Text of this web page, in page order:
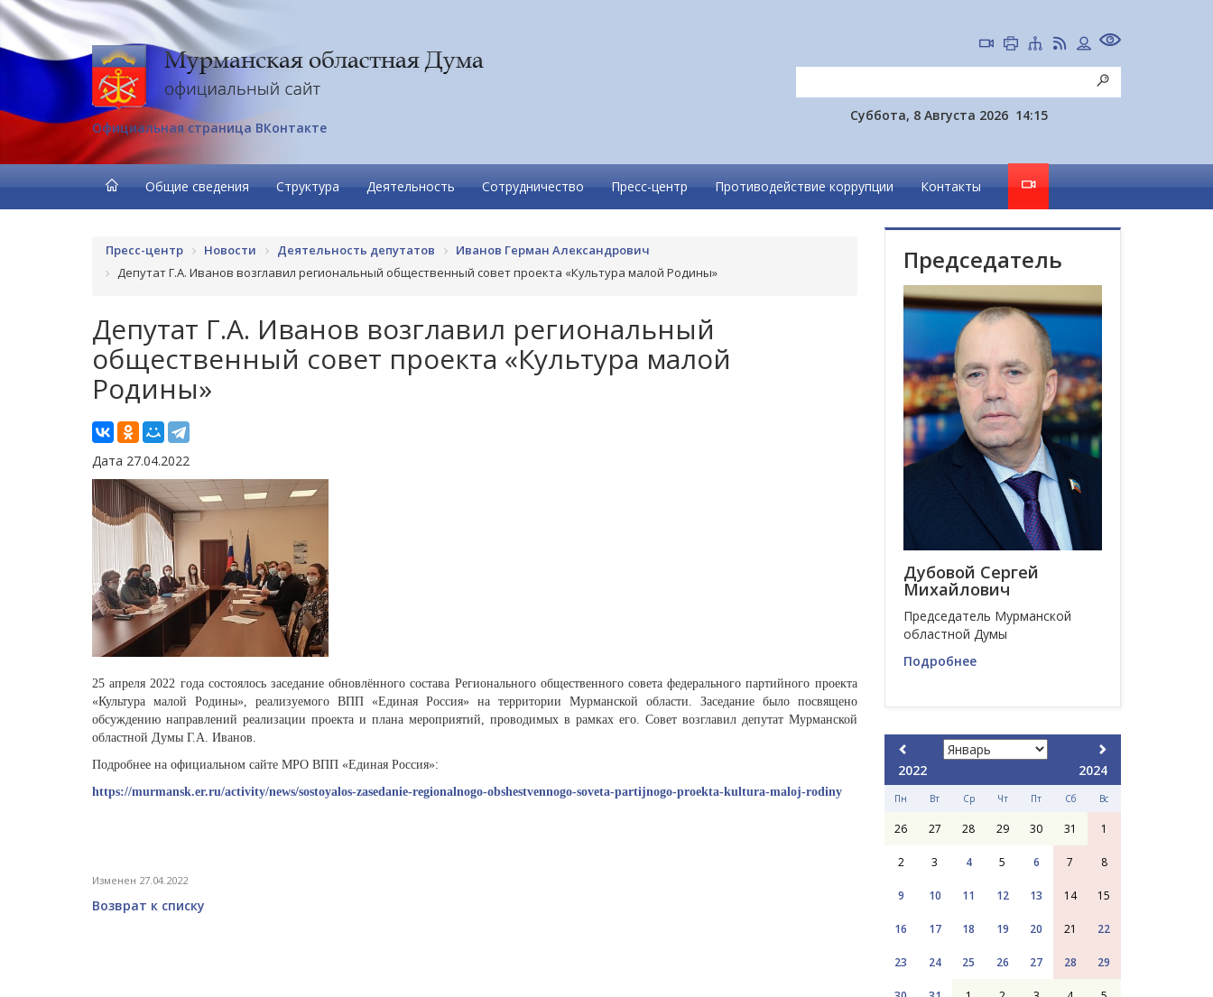
Официальная страница ВКонтакте
Суббота, 8 Августа 2026 14:15
Общие сведения Структура Деятельность Сотрудничество Пресс-центр Противодействие коррупции Контакты
Пресс-центр Новости Деятельность депутатов
Иванов Герман Александрович
Депутат Г.А. Иванов возглавил региональный общественный совет проекта «Культура малой Родины»
Депутат Г.А. Иванов возглавил региональный
общественный совет проекта «Культура малой
Родины»
Дата 27.04.2022
25 апреля 2022 года состоялось заседание обновлённого состава Регионального общественного совета федерального партийного проекта
«Культура малой Родины», реализуемого ВПП «Единая Россия» на территории Мурманской области. Заседание было посвящено
обсуждению направлений реализации проекта и плана мероприятий, проводимых в рамках его. Совет возглавил депутат Мурманской
областной Думы Г.А. Иванов.
Подробнее на официальном сайте МРО ВПП «Единая Россия»:
https://murmansk.er.ru/activity/news/sostoyalos-zasedanie-regionalnogo-obshestvennogo-soveta-partijnogo-proekta-kultura-maloj-rodiny
Изменен 27.04.2022
Возврат к списку
Председатель
Дубовой Сергей
Михайлович
Председатель Мурманской
областной Думы
Подробнее
2022 2024
Пн Вт Ср Чт Пт Сб Вс
26 27 28 29 30 31 1
2 3 4 5 6 7 8
9 10 11 12 13 14 15
16 17 18 19 20 21 22
23 24 25 26 27 28 29